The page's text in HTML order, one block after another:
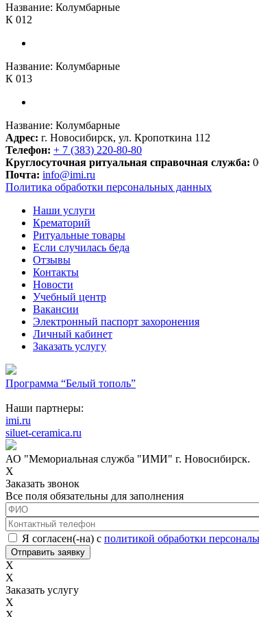
Название: Колумбарные
К 012
Название: Колумбарные
К 013
Название: Колумбарные
Адрес: г. Новосибирск, ул. Кропоткина 112
Телефон: + 7 (383) 220-80-80
Круглосуточная ритуальная справочная служба:
Почта: info@imi.ru
Политика обработки персональных данных
Наши услуги
Крематорий
Ритуальные товары
Если случилась беда
Отзывы
Контакты
Новости
Учебный центр
Вакансии
Электронный паспорт захоронения
Личный кабинет
Заказать услугу
Программа “Белый тополь”
Наши партнеры:
imi.ru
siluet-ceramica.ru
АО "Мемориальная служба "ИМИ" г. Новосибирск.
X
Заказать звонок
Все поля обязательны для заполнения
ФИО
Контактный телефон
Соглашение с обработкой данных*
Я согласен(-на) с политикой обработки
X
X
Заказать услугу
X
X